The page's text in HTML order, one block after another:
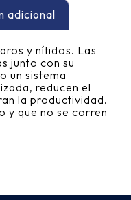
adicional
y nítidos. Las
junto con su
un sistema
reducen el
la productividad.
y que no se corren